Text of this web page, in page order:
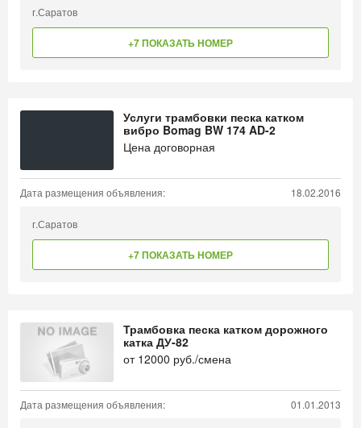
г.Саратов
+7 ПОКАЗАТЬ НОМЕР
Услуги трамбовки песка катком
вибро Bomag BW 174 AD-2
Цена договорная
Дата размещения объявления: 18.02.2016
г.Саратов
+7 ПОКАЗАТЬ НОМЕР
Трамбовка песка катком дорожного
катка ДУ-82
от 12000 руб./смена
Дата размещения объявления: 01.01.2013